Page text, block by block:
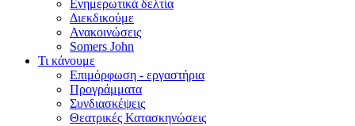
Ενημερωτικά δελτία
Διεκδικούμε
Ανακοινώσεις
Somers John
Τι κάνουμε
Επιμόρφωση - εργαστήρια
Προγράμματα
Συνδιασκέψεις
Θεατρικές Κατασκηνώσεις